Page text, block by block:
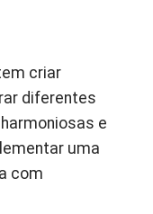
criar
diferentes
e
uma
com